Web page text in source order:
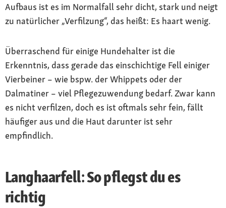
Aufbaus ist es im Normalfall sehr dicht, stark und neigt
zu natürlicher „Verfilzung“, das heißt: Es haart wenig.
Überraschend für einige Hundehalter ist die
Erkenntnis, dass gerade das einschichtige Fell einiger
Vierbeiner – wie bspw. der Whippets oder der
Dalmatiner – viel Pflegezuwendung bedarf. Zwar kann
es nicht verfilzen, doch es ist oftmals sehr fein, fällt
häufiger aus und die Haut darunter ist sehr
empfindlich.
Langhaarfell: So pflegst du es
richtig